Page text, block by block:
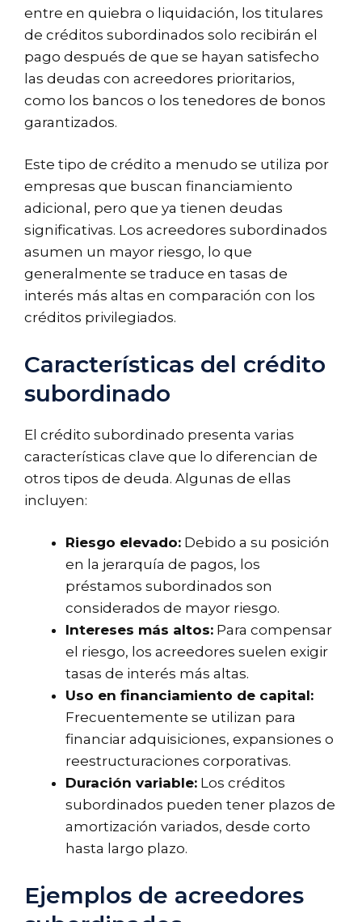
entre en quiebra o liquidación, los titulares
de créditos subordinados solo recibirán el
pago después de que se hayan satisfecho
las deudas con acreedores prioritarios,
como los bancos o los tenedores de bonos
garantizados.
Este tipo de crédito a menudo se utiliza por
empresas que buscan financiamiento
adicional, pero que ya tienen deudas
significativas. Los acreedores subordinados
asumen un mayor riesgo, lo que
generalmente se traduce en tasas de
interés más altas en comparación con los
créditos privilegiados.
Características del crédito
subordinado
El crédito subordinado presenta varias
características clave que lo diferencian de
otros tipos de deuda. Algunas de ellas
incluyen:
Riesgo elevado: Debido a su posición
en la jerarquía de pagos, los
préstamos subordinados son
considerados de mayor riesgo.
Intereses más altos: Para compensar
el riesgo, los acreedores suelen exigir
tasas de interés más altas.
Uso en financiamiento de capital:
Frecuentemente se utilizan para
financiar adquisiciones, expansiones o
reestructuraciones corporativas.
Duración variable: Los créditos
subordinados pueden tener plazos de
amortización variados, desde corto
hasta largo plazo.
Ejemplos de acreedores